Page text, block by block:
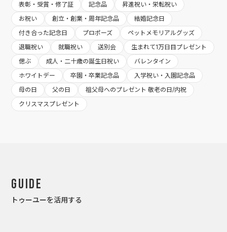
表彰・受賞・修了証
記念品
昇進祝い・栄転祝い
お祝い
創立・創業・周年記念品
結婚記念日
付き合った記念日
プロポーズ
ペットメモリアルグッズ
退職祝い
就職祝い 送別会
生まれて1万日目プレゼント
偲ぶ
成人・二十歳の誕生日祝い
バレンタイン
ホワイトデー
卒園・卒業記念品
入学祝い・入園記念品
母の日
父の日
祖父母へのプレゼント 敬老の日/内祝
クリスマスプレゼント
Guide
トゥーユーを活用する